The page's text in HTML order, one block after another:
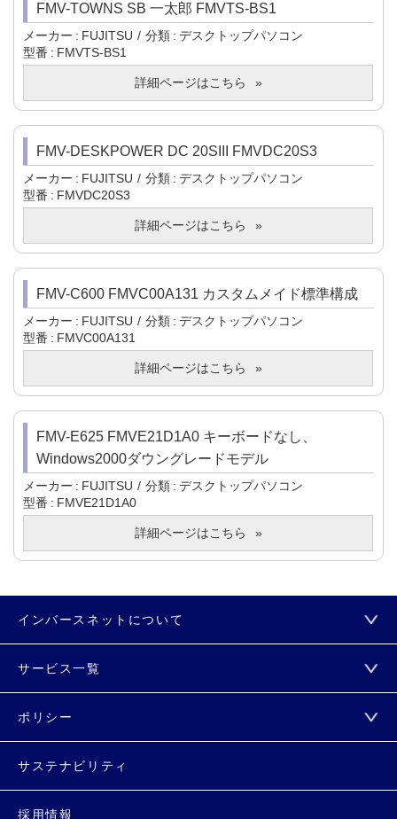
FMV-TOWNS SB 一太郎 FMVTS-BS1
メーカー FUJITSU 分類
デスクトップパソコン
型番
FMVTS-BS1
詳細ページはこちら
FMV-DESKPOWER DC 20SIII FMVDC20S3
メーカー FUJITSU 分類
デスクトップパソコン
型番
FMVDC20S3
詳細ページはこちら
FMV-C600 FMVC00A131 カスタムメイド標準構成
メーカー FUJITSU 分類
デスクトップパソコン
型番
FMVC00A131
詳細ページはこちら
FMV-E625 FMVE21D1A0 キーボードなし、
Windows2000ダウングレードモデル
メーカー FUJITSU 分類
デスクトップパソコン
型番
FMVE21D1A0
詳細ページはこちら
インバースネットについて
サービス一覧
ポリシー
サステナビリティ
採用情報